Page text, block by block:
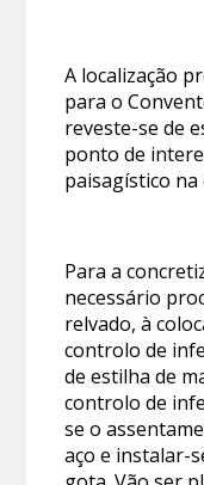
A localização
para o
reveste-se de
ponto de
paisagístico na
Para a
necessário
relvado, à
controlo de
de estilha de
controlo de
se o
aço e instalar-